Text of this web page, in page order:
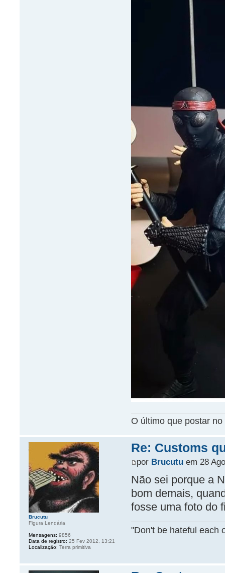
O último que postar
Re: Customs
por Brucutuem 28
Não sei porque a
bom demais,
fosse uma foto do
"Don't be hateful each
Brucutu
Figura Lendária
Mensagens: 9856
Data de registro: 25 Fev 2012, 13:21
Localização: Terra primitiva